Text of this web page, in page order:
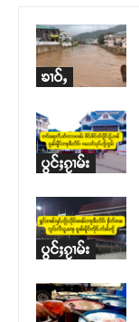
ၶၢဝ်ႇ
ပွင်ႈၵႂၢမ်း
ပွင်ႈၵႂၢမ်း